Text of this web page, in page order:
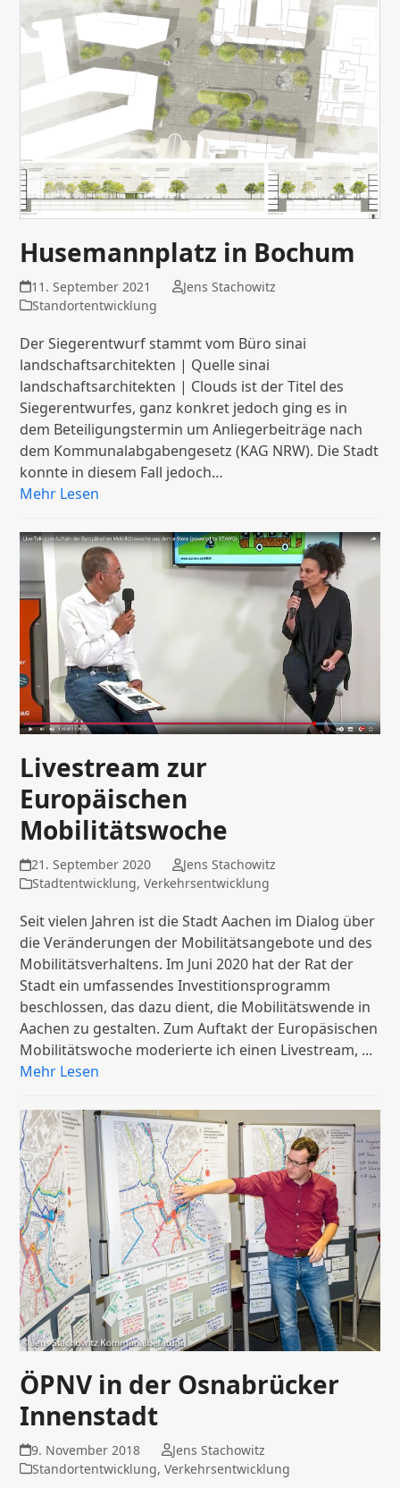
Husemannplatz in Bochum
11. September 2021
Jens Stachowitz
Standortentwicklung
Der Siegerentwurf stammt vom Büro sinai
landschaftsarchitekten | Quelle sinai
landschaftsarchitekten | Clouds ist der Titel des
Siegerentwurfes, ganz konkret jedoch ging es in
dem Beteiligungstermin um Anliegerbeiträge nach
dem Kommunalabgabengesetz (KAG NRW). Die Stadt
konnte in diesem Fall jedoch…
Mehr Lesen
Livestream zur
Europäischen
Mobilitätswoche
21. September 2020
Jens Stachowitz
Stadtentwicklung,Verkehrsentwicklung
Seit vielen Jahren ist die Stadt Aachen im Dialog über
die Veränderungen der Mobilitätsangebote und des
Mobilitätsverhaltens. Im Juni 2020 hat der Rat der
Stadt ein umfassendes Investitionsprogramm
beschlossen, das dazu dient, die Mobilitätswende in
Aachen zu gestalten. Zum Auftakt der Europäsischen
Mobilitätswoche moderierte ich einen Livestream, ...
Mehr Lesen
ÖPNV in der Osnabrücker
Innenstadt
9. November 2018
Jens Stachowitz
Standortentwicklung,Verkehrsentwicklung